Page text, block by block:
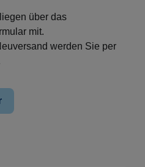
über das
mit.
werden Sie per